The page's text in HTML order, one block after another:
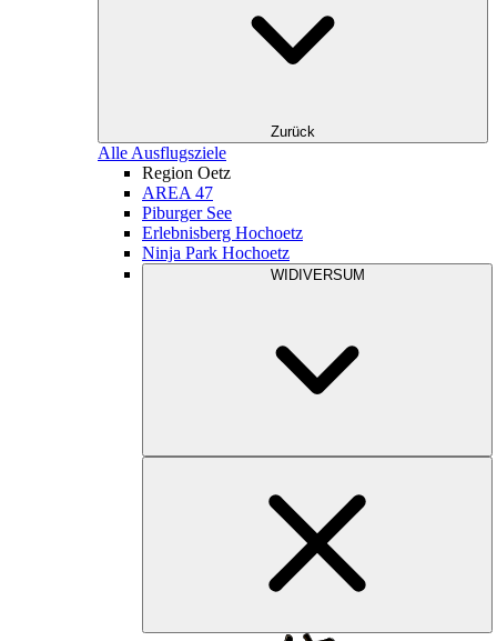
Zurück
Alle Ausflugsziele
Region Oetz
AREA 47
Piburger See
Erlebnisberg Hochoetz
Ninja Park Hochoetz
WIDIVERSUM